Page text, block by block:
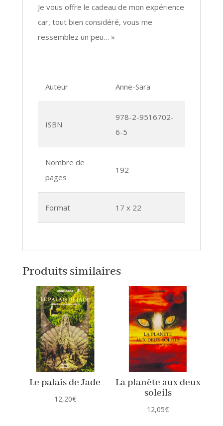
Je vous offre le cadeau de mon expérience
car, tout bien considéré, vous me
ressemblez un peu… »
Auteur Anne-Sara
ISBN
978-2-9516702-
6-5
Nombre de
pages
192
Format 17 x 22
Produits similaires
Le palais de Jade
12,20€
La planète aux deux
soleils
12,05€